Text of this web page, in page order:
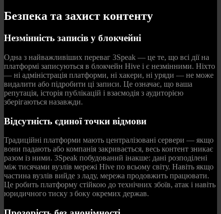
Безпека та захист контенту
Незмінність записів у блокчейні
Одна з найважливіших переваг 3Speak — це те, що всі дії на
платформі записуються в блокчейн Hive і є незмінними. Ніхто
— ні адміністрація платформи, ні хакери, ні уряди — не може
видалити або підробити ці записи. Це означає, що ваша
репутація, історія публікацій і взаємодія з аудиторією
зберігаються назавжди.
Відсутність єдиної точки відмови
Традиційні платформи мають централізовані сервери — якщо
вони падають або компанія закривається, весь контент зникає
разом із ними. 3Speak побудований інакше: дані розподілені
між тисячами вузлів мережі Hive по всьому світу. Навіть якщо
частина вузлів вийде з ладу, мережа продовжить працювати.
Це робить платформу стійкою до технічних збоїв, атак і навіть
юридичного тиску з боку окремих держав.